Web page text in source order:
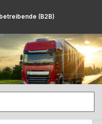
(B2B)